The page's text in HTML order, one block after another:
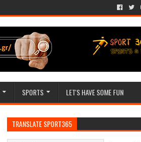
SPORTS LET'S HAVE SOME FUN
TRANSLATE SPORT365